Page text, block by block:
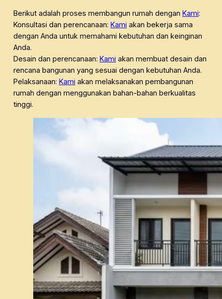
Berikut adalah proses membangun rumah dengan Kami:
Konsultasi dan perencanaan: Kami akan bekerja sama
dengan Anda untuk memahami kebutuhan dan keinginan
Anda.
Desain dan perencanaan: Kami akan membuat desain dan
rencana bangunan yang sesuai dengan kebutuhan Anda.
Pelaksanaan: Kami akan melaksanakan pembangunan
rumah dengan menggunakan bahan-bahan berkualitas
tinggi.